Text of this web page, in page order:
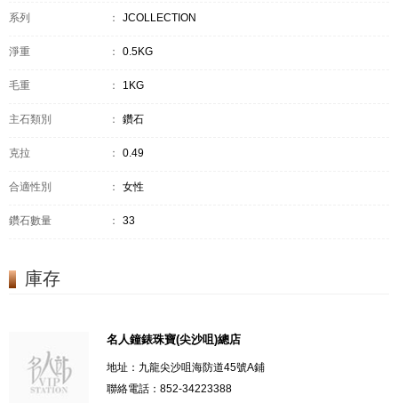
系列 ： JCOLLECTION
淨重 ： 0.5KG
毛重 ： 1KG
主石類別 ： 鑽石
克拉 ： 0.49
合適性別 ： 女性
鑽石數量 ： 33
庫存
名人鐘錶珠寶(尖沙咀)總店
地址：九龍尖沙咀海防道45號A鋪
聯絡電話：852-34223388